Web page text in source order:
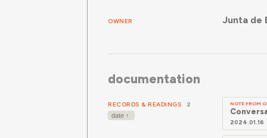
OWNER Junta de
documentation
RECORDS & READINGS 2 NOTE FROM
2024.01.16